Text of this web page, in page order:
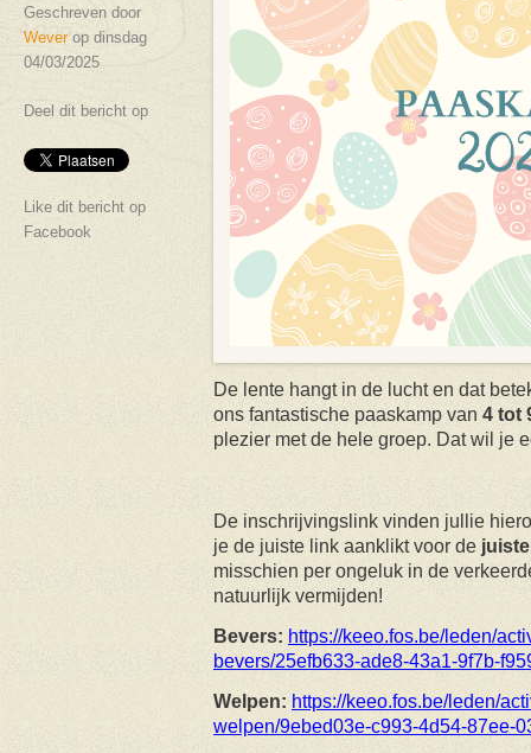
Geschreven door
Weverop dinsdag
04/03/2025
Deel dit bericht op
Like dit bericht op
Facebook
De lente hangt in de lucht en dat
ons fantastische paaskamp van 4 tot
plezier met de hele groep. Dat wil je
De inschrijvingslink vinden jullie
je de juiste link aanklikt voor de
misschien per ongeluk in de
natuurlijk vermijden!
Bevers: https://keeo.fos.be/leden/
bevers/25efb633-ade8-43a1-9f7b-
Welpen: https://keeo.fos.be/leden/
welpen/9ebed03e-c993-4d54-87ee-